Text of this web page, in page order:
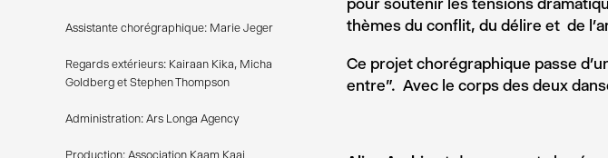
Assistante chorégraphique: Marie Jeger
Regards extérieurs: Kairaan Kika, Micha
Goldberg et Stephen Thompson
Administration: Ars Longa Agency
Production: Association Kaam Kaaj
pour soutenir les tensions
thèmes du conflit, du délire et de
Ce projet chorégraphique passe
entre”. Avec le corps des deux